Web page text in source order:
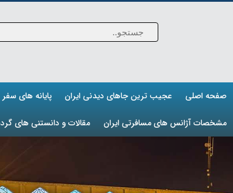
صفحه اصلی عجیب ترین جاهای دیدنی ایران پایانه های سفر
مشخصات آژانس های مسافرتی ایران مقالات و دانستنی های